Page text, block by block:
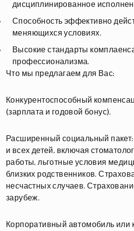
дисциплинированное
Способность эффективно
меняющихся условиях.
Высокие стандарты
профессионализма.
Что мы предлагаем для Вас:
Конкурентоспособный
(зарплата и годовой бонус).
Расширенный социальный
и всех детей, включая
работы, льготные условия
близких родственников.
несчастных случаев.
зарубеж.
Корпоративный автомобиль или